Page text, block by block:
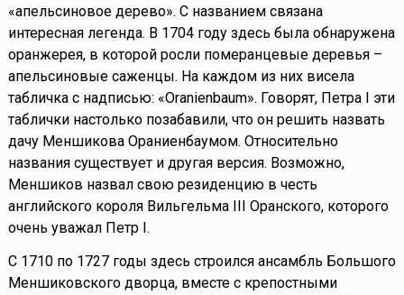
«апельсиновое дерево». С названием связана
интересная легенда. В 1704 году здесь была обнаружена
оранжерея, в которой росли померанцевые деревья –
апельсиновые саженцы. На каждом из них висела
табличка с надписью: «Oranienbaum». Говорят, Петра I эти
таблички настолько позабавили, что он решить назвать
дачу Меншикова Ораниенбаумом. Относительно
названия существует и другая версия. Возможно,
Меншиков назвал свою резиденцию в честь
английского короля Вильгельма III Оранского, которого
очень уважал Петр I.
С 1710 по 1727 годы здесь строился ансамбль Большого
Меншиковского дворца, вместе с крепостными